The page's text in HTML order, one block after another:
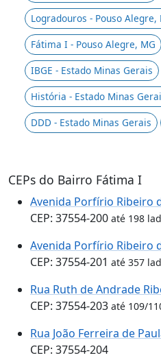
Logradouros - Pouso Alegre,
Fátima I - Pouso Alegre, MG
IBGE - Estado Minas Gerais
História - Estado Minas
DDD - Estado Minas Gerais
CEPs do Bairro Fátima I
Avenida Porfírio Ribeiro
CEP: 37554-200 até 198
Avenida Porfírio Ribeiro
CEP: 37554-201 até 357
Rua Ruth de Andrade
CEP: 37554-203 até 109/
Rua João Ferreira de
CEP: 37554-204